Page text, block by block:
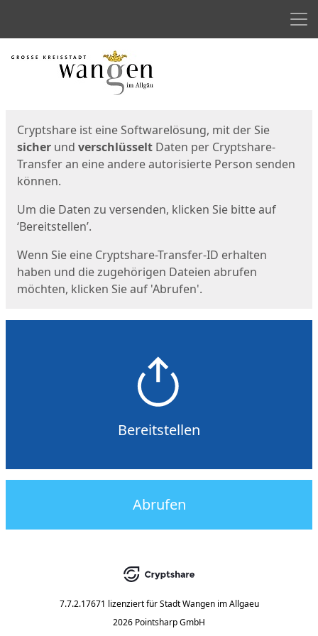
Start
Cryptshare ist eine Softwarelösung, mit der Sie
sicher und verschlüsselt Daten per Cryptshare-
Transfer an eine andere autorisierte Person senden
können.
Um die Daten zu versenden, klicken Sie bitte auf
‘Bereitstellen’.
Wenn Sie eine Cryptshare-Transfer-ID erhalten
haben und die zugehörigen Dateien abrufen
möchten, klicken Sie auf 'Abrufen'.
Bereitstellen
Abrufen
7.7.2.17671 lizenziert für Stadt Wangen im Allgaeu
2026 Pointsharp GmbH